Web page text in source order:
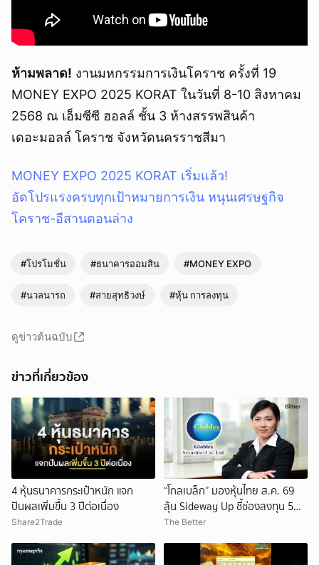
ห้ามพลาด! งานมหกรรมการเงินโคราช ครั้งที่ 19
MONEY EXPO 2025 KORAT ในวันที่ 8-10 สิงหาคม
2568 ณ เอ็มซีซี ฮอลล์ ชั้น 3 ห้างสรรพสินค้า
เดอะมอลล์ โคราช จังหวัดนครราชสีมา
MONEY EXPO 2025 KORAT เริ่มแล้ว!
อัดโปรแรงครบทุกเป้าหมายการเงิน หนุนเศรษฐกิจ
โคราช-อีสานตอนล่าง
#โปรโมชั่น #ธนาคารออมสิน #MONEY EXPO
#นวลนารถ #สายสุทธิวงษ์ #หุ้น การลงทุน
ดูข่าวต้นฉบับ
ข่าวที่เกี่ยวข้อง
4 หุ้นธนาคารกระเป๋าหนัก แจก
ปันผลเพิ่มขึ้น 3 ปีต่อเนื่อง
Share2Trade
“โกลเบล็ก” มองหุ้นไทย ส.ค. 69
ลุ้น Sideway Up ชี้ช่องลงทุน 5
หุ้นเด่น ผลงาน Q2 โต!
The Better